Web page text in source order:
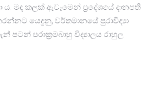
ය. මඳ​ කලක් ඇවෑමෙන් ප්‍රදේශයේ දානපති
යෙදුනු, වර්තමානයේ පුරාවිද්‍යා
පරාක්‍රමබාහු විද්‍යාලය රාහුල